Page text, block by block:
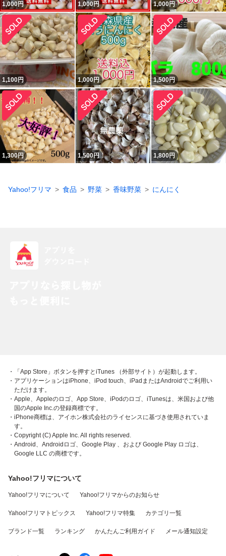
1,000円 1,000円 1,000円
1,100円 1,000円 1,500円
1,300円 1,500円 1,800円
Yahoo!フリマ 食品 野菜 香味野菜 にんにく
・「App Store」ボタンを押すとiTunes （外部サイト）が起動します。
・アプリケーションはiPhone、iPod touch、iPadまたはAndroidでご利用い
ただけます。
・Apple、Appleのロゴ、App Store、iPodのロゴ、iTunesは、米国および他
国のApple Inc.の登録商標です。
・iPhone商標は、アイホン株式会社のライセンスに基づき使用されていま
す。
・Copyright (C) Apple Inc. All rights reserved.
・Android、Androidロゴ、Google Play 、および Google Play ロゴは、
Google LLC の商標です。
Yahoo!フリマについて
Yahoo!フリマについて Yahoo!フリマからのお知らせ
Yahoo!フリマトピックス Yahoo!フリマ特集 カテゴリ一覧
ブランド一覧 ランキング かんたんご利用ガイド メール通知設定